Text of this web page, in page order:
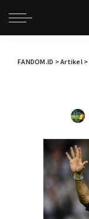
FANDOM.ID >Artikel>